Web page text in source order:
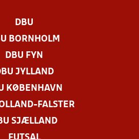
DBU
BORNHOLM
DBU FYN
JYLLAND
KØBENHAVN
FALSTER
SJÆLLAND